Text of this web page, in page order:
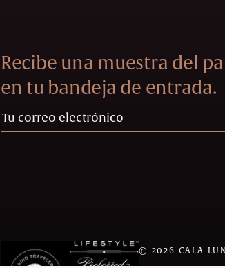
Recibe una muestra del
en tu bandeja de entrada.
© 2026 CALA